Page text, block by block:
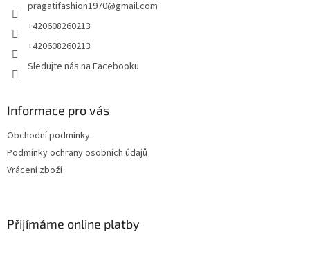
pragatifashion1970@gmail.com
+420608260213
+420608260213
Sledujte nás na Facebooku
Informace pro vás
Obchodní podmínky
Podmínky ochrany osobních údajů
Vrácení zboží
Přijímáme online platby